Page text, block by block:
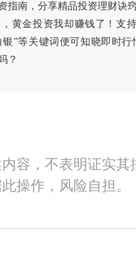
指南，分享精品投资理财诀
黄金投资我却赚钱了！支
银”等关键词便可知晓即时
？
容，不表明证实
操作，风险自担。